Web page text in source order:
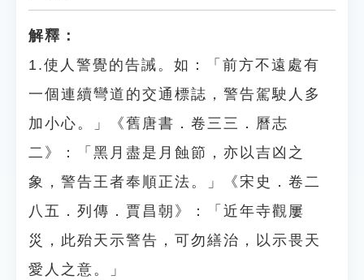
解釋：
1.使人警覺的告誡。如：「前方不遠處有
一個連續彎道的交通標誌，警告駕駛人多
加小心。」《舊唐書．卷三三．曆志
二》：「黑月盡是月蝕節，亦以吉凶之
象，警告王者奉順正法。」《宋史．卷二
八五．列傳．賈昌朝》：「近年寺觀屢
災，此殆天示警告，可勿繕治，以示畏天
愛人之意。」